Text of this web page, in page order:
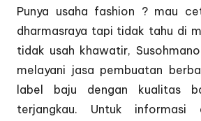
Punya usaha fashion ? mau
dharmasraya tapi tidak tahu di
tidak usah khawatir,
melayani jasa pembuatan
label baju dengan kualitas
terjangkau. Untuk informasi